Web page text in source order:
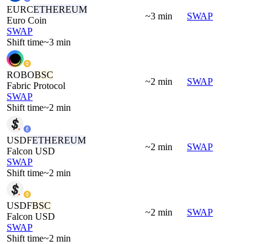
EURCETHEREUM
Euro Coin
SWAP
Shift time~3 min
~3 min SWAP
ROBOBSC
Fabric Protocol
SWAP
Shift time~2 min
~2 min SWAP
USDFETHEREUM
Falcon USD
SWAP
Shift time~2 min
~2 min SWAP
USDFBSC
Falcon USD
SWAP
Shift time~2 min
~2 min SWAP